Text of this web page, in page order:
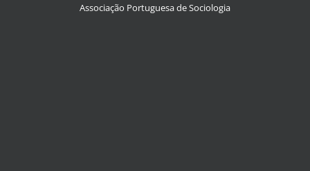
Associação Portuguesa de Sociologia